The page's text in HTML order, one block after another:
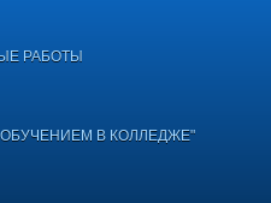
РАБОТЫ
В КОЛЛЕДЖЕ"